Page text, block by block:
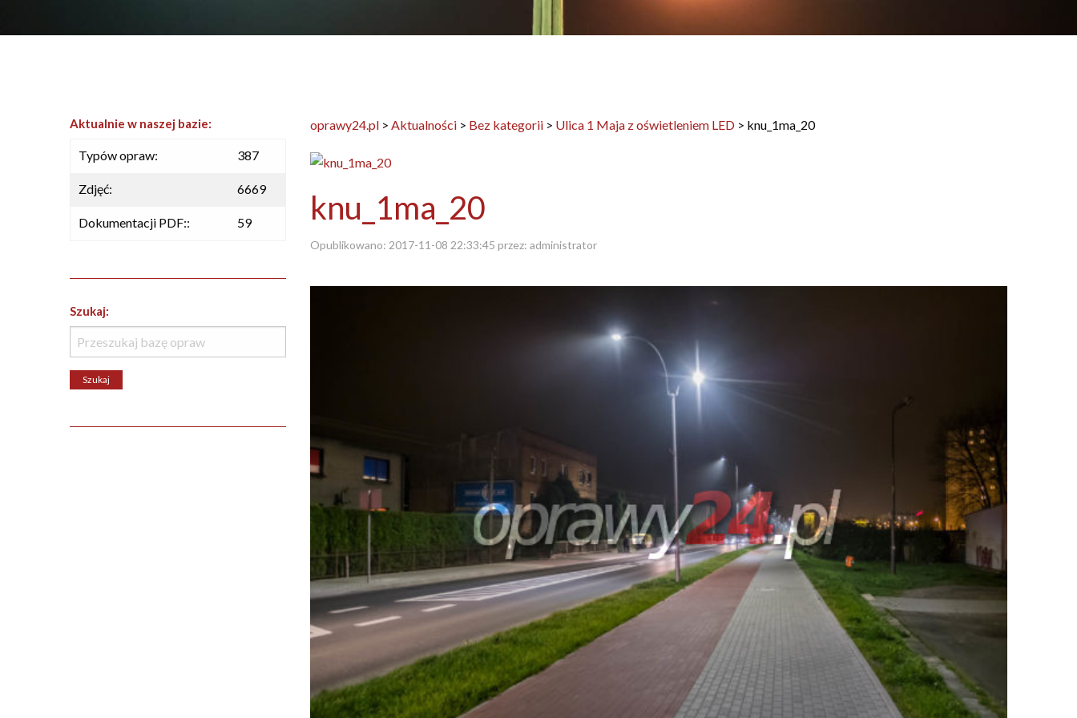
oprawy24.pl > Aktualności > Bez kategorii > Ulica 1 Maja z oświetleniem LED > knu_1ma_20
knu_1ma_20
Opublikowano: 2017-11-08 22:33:45 przez: administrator
Aktualnie w naszej bazie:
Typów opraw: 387
Zdjęć: 6669
Dokumentacji PDF:: 59
Szukaj: